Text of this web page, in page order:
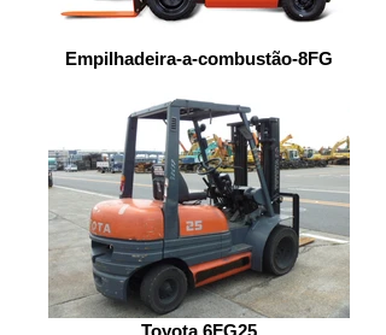
Empilhadeira-a-combustão-8FG
Toyota 6FG25